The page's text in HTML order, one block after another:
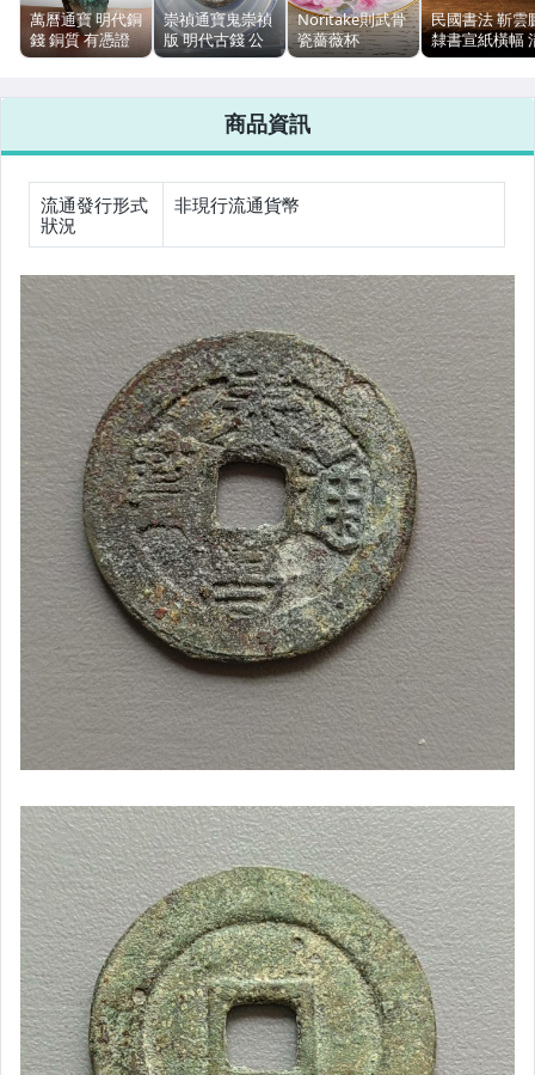
相機、攝影與周邊
萬曆通寶 明代銅
錢 銅質 有憑證
24.69x1.08mm
崇禎通寶鬼崇禎
版 明代古錢 公
博評級85分
Noritake則武骨
瓷薔薇杯
Rosalia咖啡杯
民國書法 靳雲
隸書宣紙橫幅
心省事
商品資訊
流通發行形式
狀況
非現行流通貨幣